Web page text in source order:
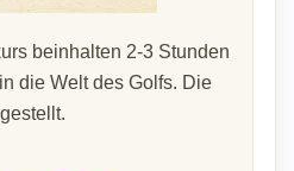
beinhalten 2-3 Stunden
die Welt des Golfs. Die